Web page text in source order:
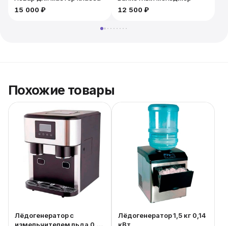
15 000 ₽
12 500 ₽
Похожие товары
Лёдогенератор с
измельчителем льда 0,6
Лёдогенератор 1,5 кг 0,14
кВт